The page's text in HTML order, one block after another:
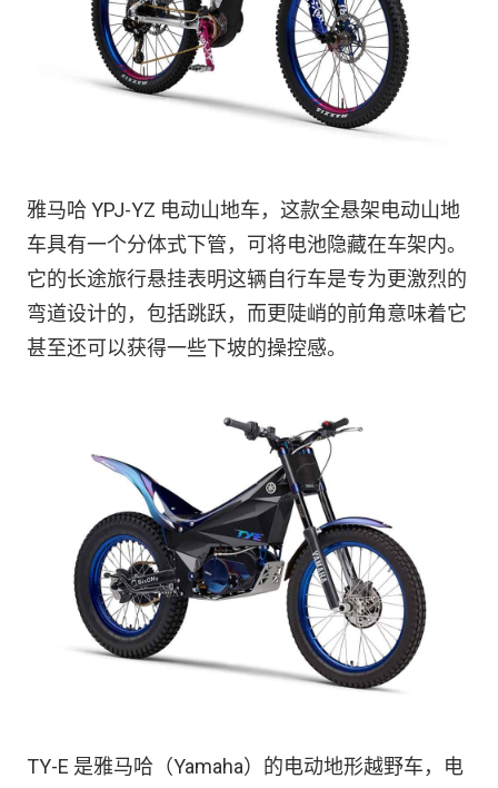
雅马哈 YPJ-YZ 电动山地车，这款全悬架电动山地
车具有一个分体式下管，可将电池隐藏在车架内。
它的长途旅行悬挂表明这辆自行车是专为更激烈的
弯道设计的，包括跳跃，而更陡峭的前角意味着它
甚至还可以获得一些下坡的操控感。
TY-E 是雅马哈（Yamaha）的电动地形越野车，电